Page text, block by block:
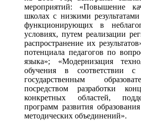
мероприятий: «Повышение
школах с низкими
функционирующих в
условиях, путем реализации
распространение их
потенциала педагогов по
языка»; «Модернизация
обучения в соответствии
государственным
посредством разработки
конкретных областей,
программ развития
методических объединений».